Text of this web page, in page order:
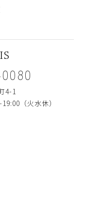
4-1
（火水休）